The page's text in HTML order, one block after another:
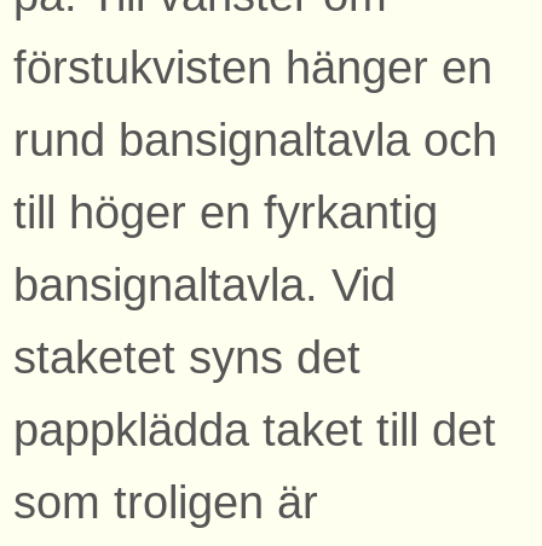
förstukvisten hänger en
rund bansignaltavla och
till höger en fyrkantig
bansignaltavla. Vid
staketet syns det
pappklädda taket till det
som troligen är